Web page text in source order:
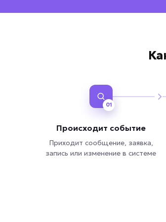
01
Происходит событие
Приходит сообщение, заявка,
запись или изменение в системе